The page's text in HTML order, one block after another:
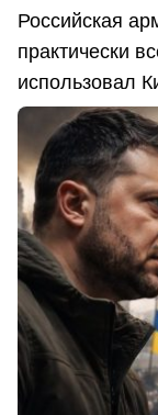
Российская
практически
использовал